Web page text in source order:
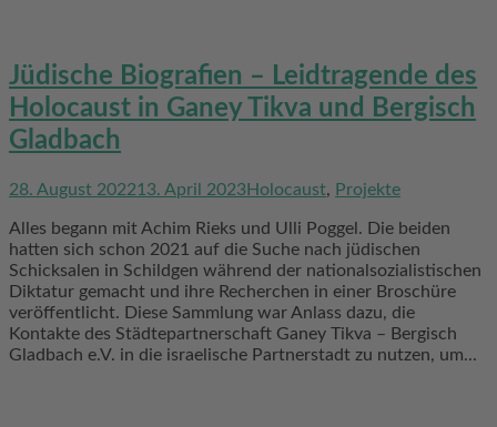
Jüdische Biografien – Leidtragende des
Holocaust in Ganey Tikva und Bergisch
Gladbach
28. August 202213. April 2023Holocaust, Projekte
Alles begann mit Achim Rieks und Ulli Poggel. Die beiden
hatten sich schon 2021 auf die Suche nach jüdischen
Schicksalen in Schildgen während der nationalsozialistischen
Diktatur gemacht und ihre Recherchen in einer Broschüre
veröffentlicht. Diese Sammlung war Anlass dazu, die
Kontakte des Städtepartnerschaft Ganey Tikva – Bergisch
Gladbach e.V. in die israelische Partnerstadt zu nutzen, um...